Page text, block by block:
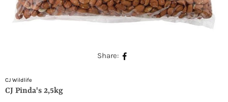
Share:
CJ Wildlife
CJ Pinda's 2,5kg